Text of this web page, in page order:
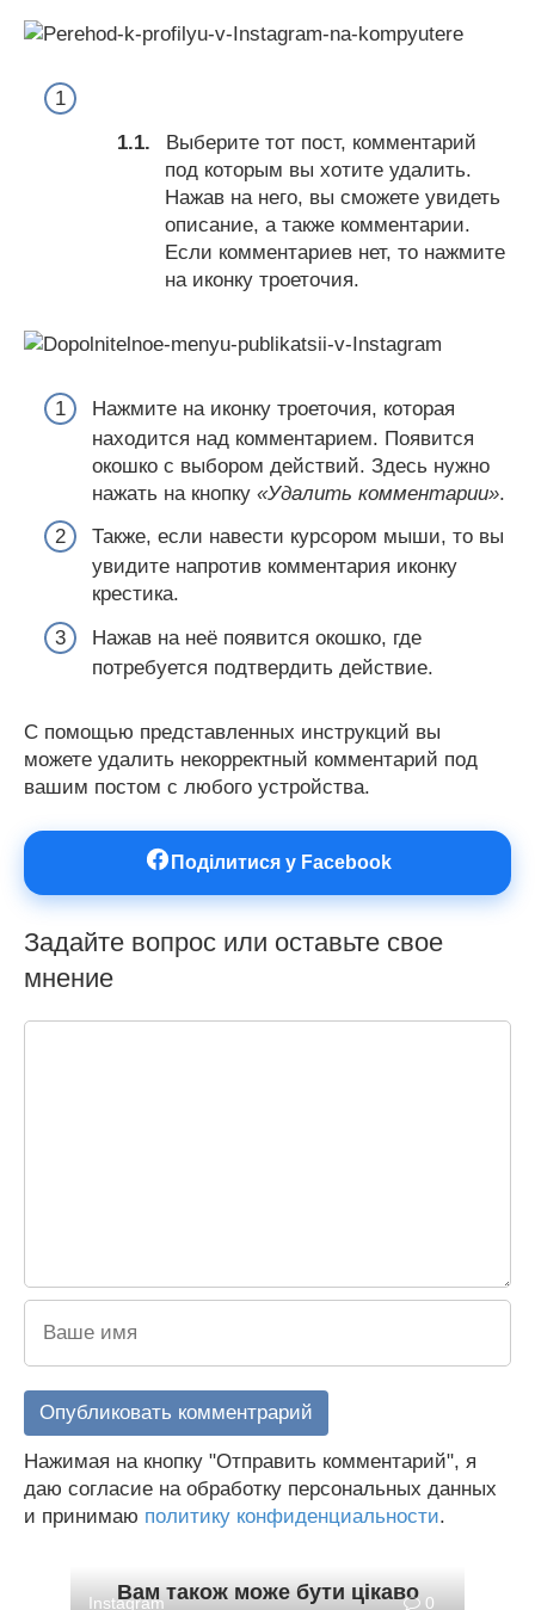
Выберите тот пост, комментарий
под которым вы хотите удалить.
Нажав на него, вы сможете увидеть
описание, а также комментарии.
Если комментариев нет, то нажмите
на иконку троеточия.
Нажмите на иконку троеточия, которая
находится над комментарием. Появится
окошко с выбором действий. Здесь нужно
нажать на кнопку «Удалить комментарии».
Также, если навести курсором мыши, то вы
увидите напротив комментария иконку
крестика.
Нажав на неё появится окошко, где
потребуется подтвердить действие.
С помощью представленных инструкций вы
можете удалить некорректный комментарий под
вашим постом с любого устройства.
Поділитися у Facebook
Задайте вопрос или оставьте свое
мнение
Нажимая на кнопку "Отправить комментарий", я
даю согласие на обработку персональных данных
и принимаю политику конфиденциальности.
Вам також може бути цікаво
Instagram 0